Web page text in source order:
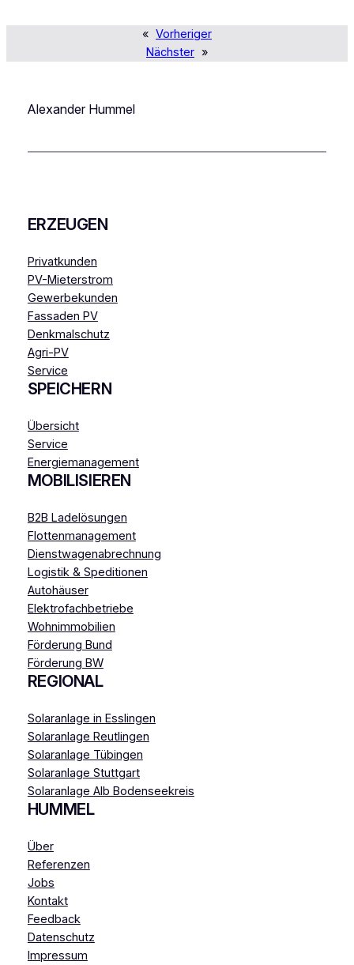
« Vorheriger
Nächster »
Alexander Hummel
ERZEUGEN
Privatkunden
PV-Mieterstrom
Gewerbekunden
Fassaden PV
Denkmalschutz
Agri-PV
Service
SPEICHERN
Übersicht
Service
Energiemanagement
MOBILISIEREN
B2B Ladelösungen
Flottenmanagement
Dienstwagenabrechnung
Logistik & Speditionen
Autohäuser
Elektrofachbetriebe
Wohnimmobilien
Förderung Bund
Förderung BW
REGIONAL
Solaranlage in Esslingen
Solaranlage Reutlingen
Solaranlage Tübingen
Solaranlage Stuttgart
Solaranlage Alb Bodenseekreis
HUMMEL
Über
Referenzen
Jobs
Kontakt
Feedback
Datenschutz
Impressum